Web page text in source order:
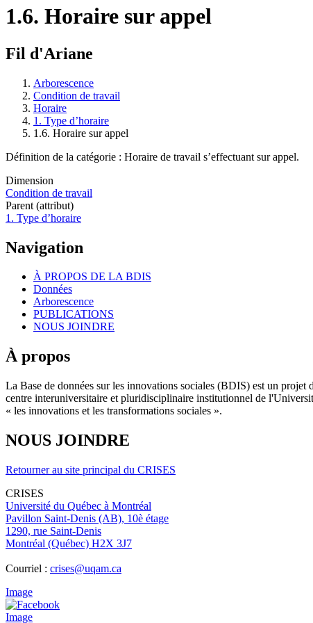
1.6. Horaire sur appel
Fil d'Ariane
Arborescence
Condition de travail
Horaire
1. Type d’horaire
1.6. Horaire sur appel
Définition de la catégorie : Horaire de travail s’effectuant sur appel.
Dimension
Condition de travail
Parent (attribut)
1. Type d’horaire
Navigation
À PROPOS DE LA BDIS
Données
Arborescence
PUBLICATIONS
NOUS JOINDRE
À propos
La Base de données sur les innovations sociales (BDIS) est un
centre interuniversitaire et pluridisciplinaire institutionnel de
« les innovations et les transformations sociales ».
NOUS JOINDRE
Retourner au site principal du CRISES
CRISES
Université du Québec à Montréal
Pavillon Saint-Denis (AB), 10è étage
1290, rue Saint-Denis
Montréal (Québec) H2X 3J7
Courriel : crises@uqam.ca
Image
Image